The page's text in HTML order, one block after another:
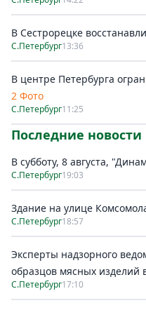
В Сестрорецке
С.Петербург13:36
В центре Петербурга
2 Фото
С.Петербург11:25
Последние новости
В субботу, 8 августа,
С.Петербург19:03
Здание на улице
С.Петербург18:57
Эксперты надзорного
образцов мясных изделий
С.Петербург17:10